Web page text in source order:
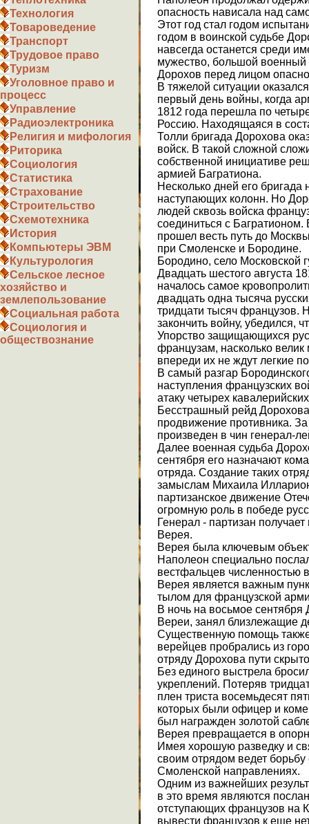
Технология
Товароведение
Транспорт
Трудовое право
Туризм
Уголовное право и
процесс
Управление
Радиоэлектроника
Религия и мифология
Риторика
Социология
Статистика
Страхование
Строительство
Схемотехника
История
Компьютеры ЭВМ
Культурология
Сельское лесное
хозяйство и
землепользование
Социальная работа
Социология и
обществознание
опасность нависала над
Этот год стал годом
годом в воинской судьбе
навсегда останется среди
мужество, большой военный
Дорохов перед лицом
В тяжелой ситуации
первый день войны, когда
1812 года перешла по
Россию. Находящаяся в
Толли бригада Дорохова
войск. В такой сложной
собственной инициативе
армией Багратиона.
Несколько дней его
наступающих колонн. Но
людей сквозь войска
соединиться с
прошел весть путь до
при Смоленске и Бородине.
Бородино, село Московской
Двадцать шестого августа
началось самое
двадцать одна тысяча
тридцати тысяч французов.
закончить войну, убедился,
Упорство защищающихся
французам, насколько
впереди их не ждут легкие
В самый разгар
наступления французских
атаку четырех
Бесстрашный рейд
продвижение противника.
произведен в чин генерал-
Далее военная судьба
сентября его назначают
отряда. Создание таких
замыслам Михаила
партизанское движение
огромную роль в победе
Генерал - партизан
Верея.
Верея была ключевым
Наполеон специально
вестфальцев численностью
Верея является важным
тылом для французской
В ночь на восьмое сентября
Вереи, занял близлежащие
Существенную помощь
верейцев пробрались из
отряду Дорохова пути
Без единого выстрела
укреплений. Потеряв
плен триста восемьдесят
которых были офицер и
был награжден золотой
Верея превращается в
Имея хорошую разведку и
своим отрядом ведет
Смоленской направлениях.
Одним из важнейших
в это время являются
отступающих французов на
вывести французов к еще